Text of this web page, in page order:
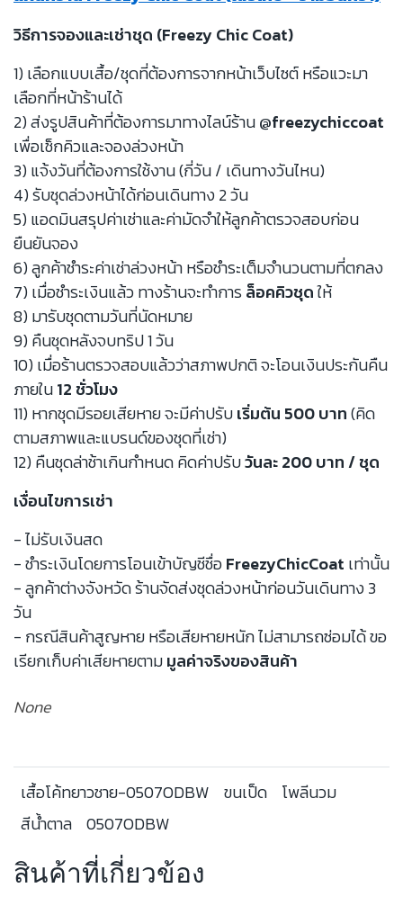
วิธีการจองและเช่าชุด (Freezy Chic Coat)
1) เลือกแบบเสื้อ/ชุดที่ต้องการจากหน้าเว็บไซต์ หรือแวะมา
เลือกที่หน้าร้านได้
2) ส่งรูปสินค้าที่ต้องการมาทางไลน์ร้าน@freezychiccoat
เพื่อเช็กคิวและจองล่วงหน้า
3) แจ้งวันที่ต้องการใช้งาน (กี่วัน / เดินทางวันไหน)
4) รับชุดล่วงหน้าได้ก่อนเดินทาง 2 วัน
5) แอดมินสรุปค่าเช่าและค่ามัดจำให้ลูกค้าตรวจสอบก่อน
ยืนยันจอง
6) ลูกค้าชำระค่าเช่าล่วงหน้า หรือชำระเต็มจำนวนตามที่ตกลง
7) เมื่อชำระเงินแล้ว ทางร้านจะทำการล็อคคิวชุดให้
8) มารับชุดตามวันที่นัดหมาย
9) คืนชุดหลังจบทริป 1 วัน
10) เมื่อร้านตรวจสอบแล้วว่าสภาพปกติ จะโอนเงินประกันคืน
ภายใน12 ชั่วโมง
11) หากชุดมีรอยเสียหาย จะมีค่าปรับเริ่มต้น 500 บาท(คิด
ตามสภาพและแบรนด์ของชุดที่เช่า)
12) คืนชุดล่าช้าเกินกำหนด คิดค่าปรับวันละ 200 บาท / ชุด
เงื่อนไขการเช่า
- ไม่รับเงินสด
- ชำระเงินโดยการโอนเข้าบัญชีชื่อFreezyChicCoat เท่านั้น
- ลูกค้าต่างจังหวัด ร้านจัดส่งชุดล่วงหน้าก่อนวันเดินทาง 3
วัน
- กรณีสินค้าสูญหาย หรือเสียหายหนัก ไม่สามารถซ่อมได้ ขอ
เรียกเก็บค่าเสียหายตามมูลค่าจริงของสินค้า
None
เสื้อโค้ทยาวชาย-0507ODBW ขนเป็ด
โพลีนวม
สีน้ำตาล 0507ODBW
สินค้าที่เกี่ยวข้อง